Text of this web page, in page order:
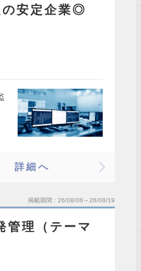
の安定企業◎
詳細へ
掲載期間 26/08/06～26/08/19
管理（テーマ